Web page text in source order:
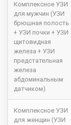
Комплексное УЗИ
для мужчин (УЗИ
брюшная полость
+ УЗИ почки + УЗИ
щитовидная
железа + УЗИ
предстательная
железа
абдоминальным
датчиком)
Комплексное УЗИ
для женщин (УЗИ